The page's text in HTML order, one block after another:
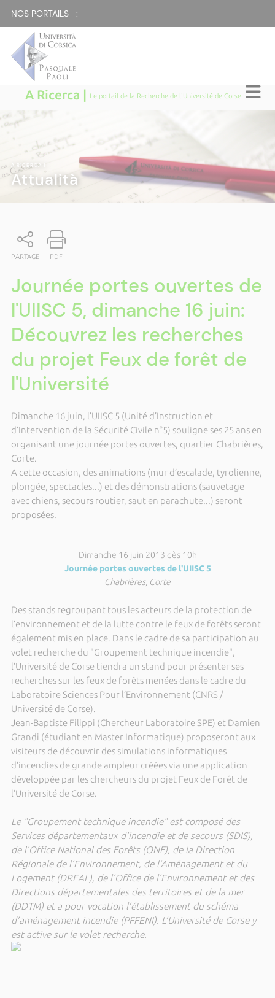
NOS PORTAILS :
A Ricerca | Le portail de la Recherche de l'Université de Corse
A RICERCA
Attualità
PARTAGE PDF
Journée portes ouvertes de
l'UIISC 5, dimanche 16 juin:
Découvrez les recherches
du projet Feux de forêt de
l'Université
Dimanche 16 juin, l’UIISC 5 (Unité d’Instruction et
d’Intervention de la Sécurité Civile n°5) souligne ses 25 ans en
organisant une journée portes ouvertes, quartier Chabrières,
Corte.
A cette occasion, des animations (mur d’escalade, tyrolienne,
plongée, spectacles...) et des démonstrations (sauvetage
avec chiens, secours routier, saut en parachute...) seront
proposées.
Dimanche 16 juin 2013 dès 10h
Journée portes ouvertes de l'UIISC 5
Chabrières, Corte
Des stands regroupant tous les acteurs de la protection de
l’environnement et de la lutte contre le feux de forêts seront
également mis en place. Dans le cadre de sa participation au
volet recherche du "Groupement technique incendie",
l’Université de Corse tiendra un stand pour présenter ses
recherches sur les feux de forêts menées dans le cadre du
Laboratoire Sciences Pour l’Environnement (CNRS /
Université de Corse).
Jean-Baptiste Filippi (Chercheur Laboratoire SPE) et Damien
Grandi (étudiant en Master Informatique) proposeront aux
visiteurs de découvrir des simulations informatiques
d’incendies de grande ampleur créées via une application
développée par les chercheurs du projet Feux de Forêt de
l’Université de Corse.
Le "Groupement technique incendie" est composé des
Services départementaux d’incendie et de secours (SDIS),
de l’Office National des Forêts (ONF), de la Direction
Régionale de l’Environnement, de l’Aménagement et du
Logement (DREAL), de l’Office de l’Environnement et des
Directions départementales des territoires et de la mer
(DDTM) et a pour vocation l’établissement du schéma
d’aménagement incendie (PFFENI). L’Université de Corse y
est active sur le volet recherche.